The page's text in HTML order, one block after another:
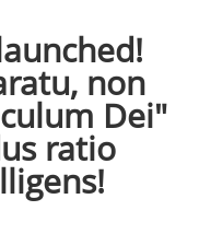
non
Dei"
ratio